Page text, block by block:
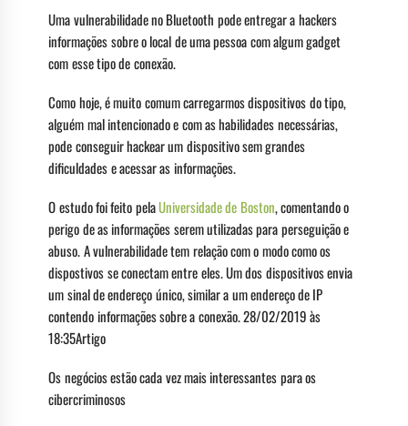
Uma vulnerabilidade no Bluetooth pode entregar a hackers
informações sobre o local de uma pessoa com algum gadget
com esse tipo de conexão.
Como hoje, é muito comum carregarmos dispositivos do tipo,
alguém mal intencionado e com as habilidades necessárias,
pode conseguir hackear um dispositivo sem grandes
dificuldades e acessar as informações.
O estudo foi feito pelaUniversidade de Boston, comentando o
perigo de as informações serem utilizadas para perseguição e
abuso. A vulnerabilidade tem relação com o modo como os
dispostivos se conectam entre eles. Um dos dispositivos envia
um sinal de endereço único, similar a um endereço de IP
contendo informações sobre a conexão. 28/02/2019 às
18:35Artigo
Os negócios estão cada vez mais interessantes para os
cibercriminosos